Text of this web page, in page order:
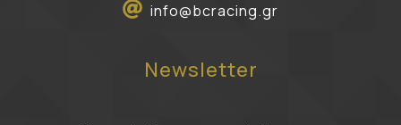
info@bcracing.gr
Newsletter